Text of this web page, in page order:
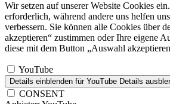
Wir setzen auf unserer Website Cookies
erforderlich, während andere uns helfen
verbessern. Sie können alle Cookies über
akzeptieren“ zustimmen oder Ihre eigene
diese mit dem Button „Auswahl
YouTube
Details einblenden für YouTube Details
CONSENT